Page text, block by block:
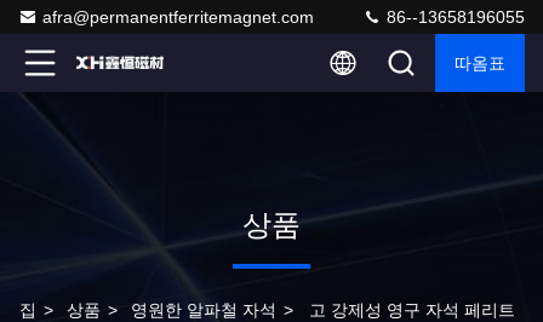
afra@permanentferritemagnet.com 86--13658196055
따옴표
상품
집 > 상품 > 영원한 알파철 자석 > 고 강제성 영구 자석 페리트